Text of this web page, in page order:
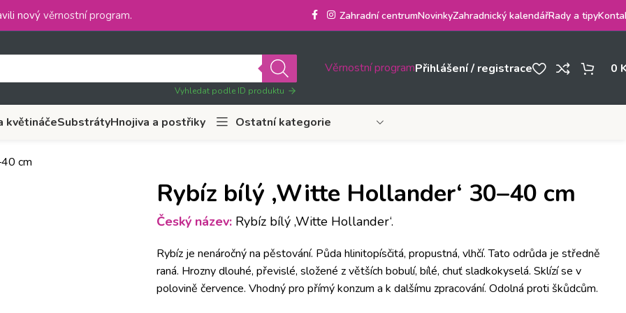
nový věrnostní program. Zahradní centrumNovinkyZahradnický kalendářRady a tipy
Vyhledat podle ID produktu
Věrnostní programPřihlášení / registrace 0
květináčeSubstrátyHnojiva a postřiky Ostatní kategorie
cm
Rybíz bílý ‚Witte Hollander‘ 30–40 cm
Český název:Rybíz bílý ‚Witte Hollander‘.
Rybíz je nenáročný na pěstování. Půda hlinitopísčitá, propustná, vlhčí. Tato odrůda je středně
raná. Hrozny dlouhé, převislé, složené z větších bobulí, bílé, chuť sladkokyselá. Sklízí se v
polovině července. Vhodný pro přímý konzum a k dalšímu zpracování. Odolná proti škůdcům.